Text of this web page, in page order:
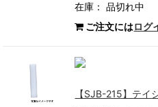
在庫：品切れ中
ご注文にはログ
【SJB-215】テイ